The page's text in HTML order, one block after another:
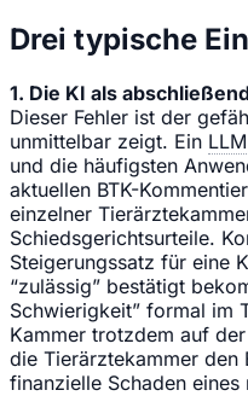
Drei typische
1. Die KI als
Dieser Fehler ist der
unmittelbar zeigt. Ein LLM
und die häufigsten
aktuellen BTK-
einzelner
Schiedsgerichtsurteile.
Steigerungssatz für eine
“zulässig” bestätigt
Schwierigkeit” formal im
Kammer trotzdem auf
die Tierärztekammer den
finanzielle Schaden